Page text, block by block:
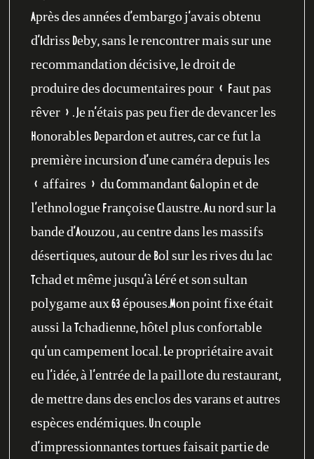
Après des années d’embargo j’avais obtenu
d’Idriss Deby, sans le rencontrer mais sur une
recommandation décisive, le droit de
produire des documentaires pour « Faut pas
rêver ». Je n’étais pas peu fier de devancer les
Honorables Depardon et autres, car ce fut la
première incursion d’une caméra depuis les
« affaires » du Commandant Galopin et de
l’ethnologue Françoise Claustre. Au nord sur la
bande d’Aouzou , au centre dans les massifs
désertiques, autour de Bol sur les rives du lac
Tchad et même jusqu’à Léré et son sultan
polygame aux 63 épouses.Mon point fixe était
aussi la Tchadienne, hôtel plus confortable
qu’un campement local. Le propriétaire avait
eu l’idée, à l’entrée de la paillote du restaurant,
de mettre dans des enclos des varans et autres
espèces endémiques. Un couple
d’impressionnantes tortues faisait partie de